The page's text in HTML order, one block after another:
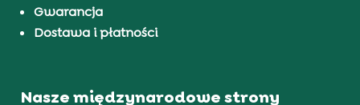
Gwarancja
Dostawa i płatności
Nasze międzynarodowe strony